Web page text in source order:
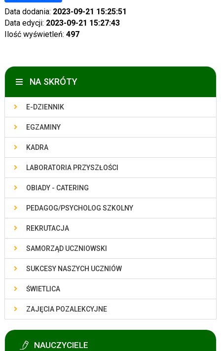
Data dodania: 2023-09-21 15:25:51
Data edycji: 2023-09-21 15:27:43
Ilość wyświetleń: 497
NA SKRÓTY
E-DZIENNIK
EGZAMINY
KADRA
LABORATORIA PRZYSZŁOŚCI
OBIADY - CATERING
PEDAGOG/PSYCHOLOG SZKOLNY
REKRUTACJA
SAMORZĄD UCZNIOWSKI
SUKCESY NASZYCH UCZNIÓW
ŚWIETLICA
ZAJĘCIA POZALEKCYJNE
NAUCZYCIELE